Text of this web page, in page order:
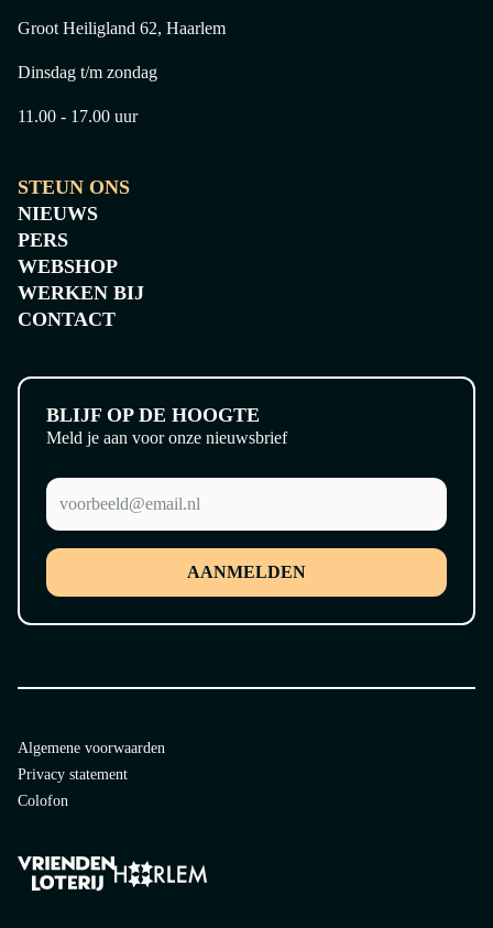
Groot Heiligland 62, Haarlem
Dinsdag t/m zondag
11.00 - 17.00 uur
STEUN ONS
NIEUWS
PERS
WEBSHOP
WERKEN BIJ
CONTACT
BLIJF OP DE HOOGTE
Meld je aan voor onze nieuwsbrief
AANMELDEN
Algemene voorwaarden
Privacy statement
Colofon